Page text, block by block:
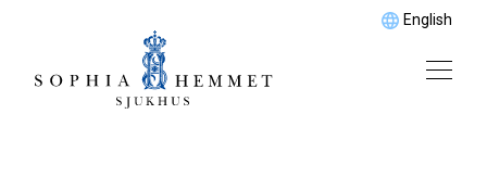
English